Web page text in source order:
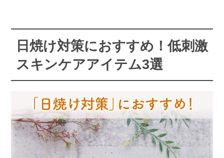
日焼け対策におすすめ！低刺激
スキンケアアイテム3選